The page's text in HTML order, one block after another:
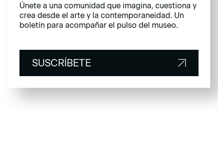
Únete a una comunidad que imagina, cuestiona y
crea desde el arte y la contemporaneidad. Un
boletín para acompañar el pulso del museo.
SUSCRÍBETE
SUSCRÍBETE